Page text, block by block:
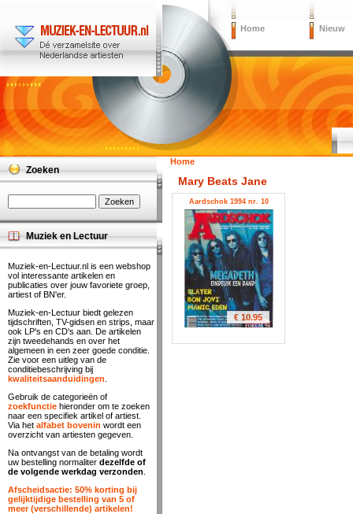
Home Nieuw
Home
Mary Beats Jane
Aardschok 1994 nr. 10
€ 10.95
Zoeken
Muziek en Lectuur
Muziek-en-Lectuur.nl is een webshop
vol interessante artikelen en
publicaties over jouw favoriete groep,
artiest of BN'er.
Muziek-en-Lectuur biedt gelezen
tijdschriften, TV-gidsen en strips, maar
ook LP's en CD's aan. De artikelen
zijn tweedehands en over het
algemeen in een zeer goede conditie.
Zie voor een uitleg van de
conditiebeschrijving bij
kwaliteitsaanduidingen
Gebruik de categorieën of
zoekfunctie hieronder om te zoeken
naar een specifiek artikel of artiest.
Via het alfabet bovenin wordt een
overzicht van artiesten gegeven.
Na ontvangst van de betaling wordt
uw bestelling normaliter dezelfde of
de volgende werkdag verzonden
Afscheidsactie: 50% korting bij
gelijktijdige bestelling van 5 of
meer (verschillende) artikelen!